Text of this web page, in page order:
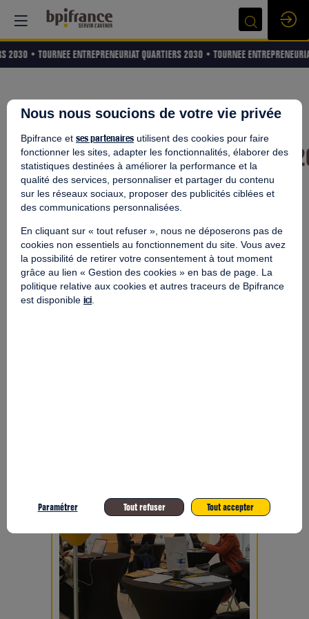
Ils en parlent sur les réseaux
sociaux
#TousEntrepreneurs
2030 • TOURNEE ENTREPRENEURIAT QUARTIERS 2030 • TOURNEE
Nous nous soucions de votre vie privée
Bpifrance et ses partenaires utilisent des cookies pour faire
fonctionner les sites, adapter les fonctionnalités, élaborer des
statistiques destinées à améliorer la performance et la
qualité des services, personnaliser et partager du contenu
sur les réseaux sociaux, proposer des publicités ciblées et
des communications personnalisées.
En cliquant sur « tout refuser », nous ne déposerons pas de
cookies non essentiels au fonctionnement du site. Vous avez
la possibilité de retirer votre consentement à tout moment
grâce au lien « Gestion des cookies » en bas de page. La
politique relative aux cookies et autres traceurs de Bpifrance
est disponible ici.
Paramétrer Tout refuser Tout accepter